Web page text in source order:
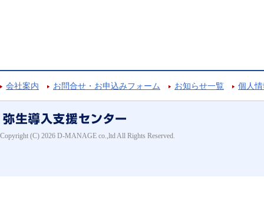
会社案内 お問合せ・お申込みフォーム お知らせ一覧 個人
Copyright (C) 2026 D-MANAGE co.,ltd All Rights Reserved.